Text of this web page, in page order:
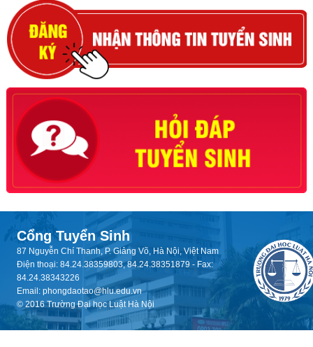
Cổng Tuyển Sinh
87 Nguyễn Chí Thanh, P. Giảng Võ, Hà Nội, Việt Nam
Điện thoại: 84.24.38359803, 84.24.38351879 - Fax:
84.24.38343226
Email: phongdaotao@hlu.edu.vn
© 2016 Trường Đại học Luật Hà Nội